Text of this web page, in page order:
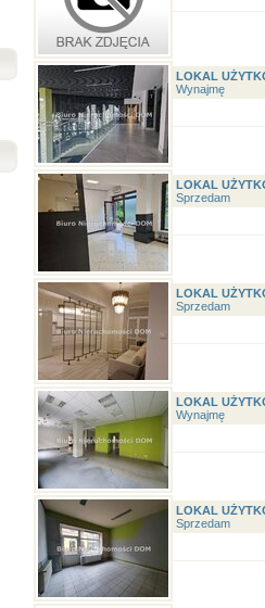
LOKAL
Wynajmę
LOKAL
Sprzedam
LOKAL
Sprzedam
LOKAL
Wynajmę
LOKAL
Sprzedam